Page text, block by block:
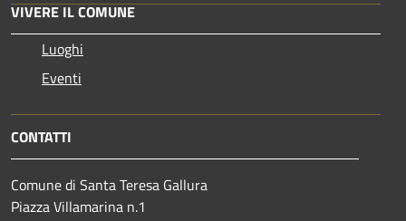
VIVERE IL COMUNE
Luoghi
Eventi
CONTATTI
Comune di Santa Teresa Gallura
Piazza Villamarina n.1